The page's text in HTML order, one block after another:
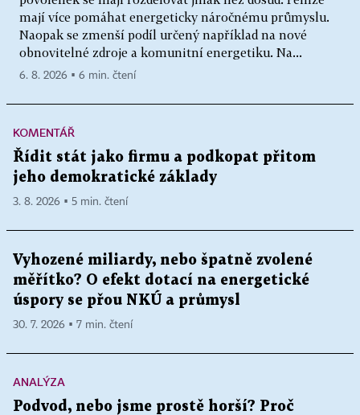
mají více pomáhat energeticky náročnému průmyslu.
Naopak se zmenší podíl určený například na nové
obnovitelné zdroje a komunitní energetiku. Na...
6. 8. 2026 ▪ 6 min. čtení
KOMENTÁŘ
Řídit stát jako firmu a podkopat přitom
jeho demokratické základy
3. 8. 2026 ▪ 5 min. čtení
Vyhozené miliardy, nebo špatně zvolené
měřítko? O efekt dotací na energetické
úspory se přou NKÚ a průmysl
30. 7. 2026 ▪ 7 min. čtení
ANALÝZA
Podvod, nebo jsme prostě horší? Proč